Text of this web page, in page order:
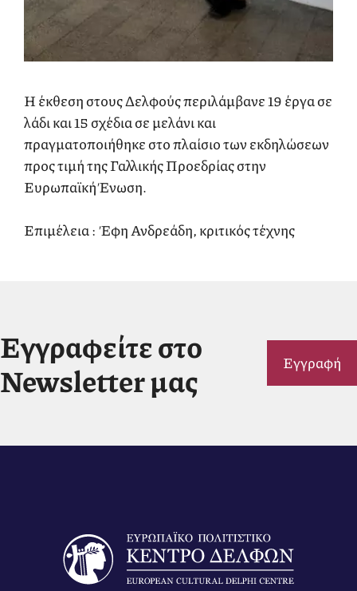
Η έκθεση στους Δελφούς περιλάμβανε 19 έργα σε
λάδι και 15 σχέδια σε μελάνι και
πραγματοποιήθηκε στο πλαίσιο των εκδηλώσεων
προς τιμή της Γαλλικής Προεδρίας στην
Ευρωπαϊκή Ένωση.
Επιμέλεια : Έφη Ανδρεάδη, κριτικός τέχνης
Εγγραφείτε στο
Newsletter μας
Εγγραφή